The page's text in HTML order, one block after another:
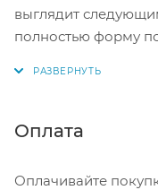
выглядит
полностью форму
Нажмите кнопку
Оплата
Оплачивайте